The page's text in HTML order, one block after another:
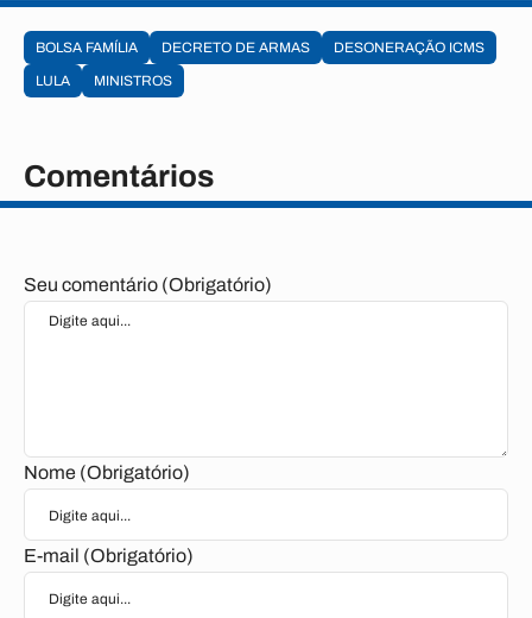
BOLSA FAMÍLIA DECRETO DE ARMAS
DESONERAÇÃO ICMS
LULA
MINISTROS
Comentários
Seu comentário (Obrigatório)
Nome (Obrigatório)
E-mail (Obrigatório)